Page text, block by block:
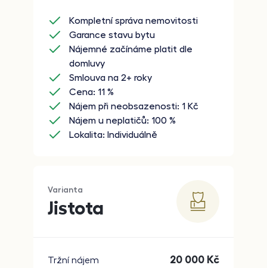
Kompletní správa nemovitosti
Garance stavu bytu
Nájemné začínáme platit dle
domluvy
Smlouva na 2+ roky
Cena: 11 %
Nájem při neobsazenosti: 1 Kč
Nájem u neplatičů: 100 %
Lokalita: Individuálně
Varianta
Jistota
Tržní nájem 20 000 Kč